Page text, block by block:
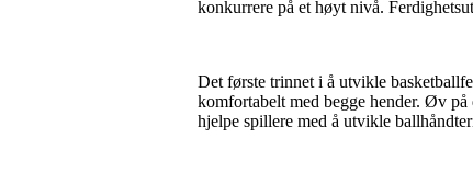
konkurrere på et høyt nivå.
Det første trinnet i å utvikle
komfortabelt med begge hender. Øv
hjelpe spillere med å utvikle